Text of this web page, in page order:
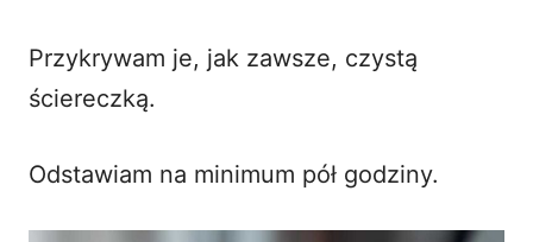
Przykrywam je, jak zawsze, czystą
ściereczką.
Odstawiam na minimum pół godziny.